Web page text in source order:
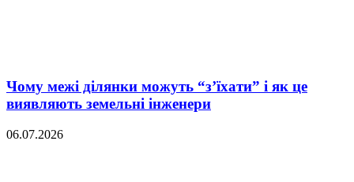
Чому межі ділянки можуть “з’їхати” і як це
виявляють земельні інженери
06.07.2026